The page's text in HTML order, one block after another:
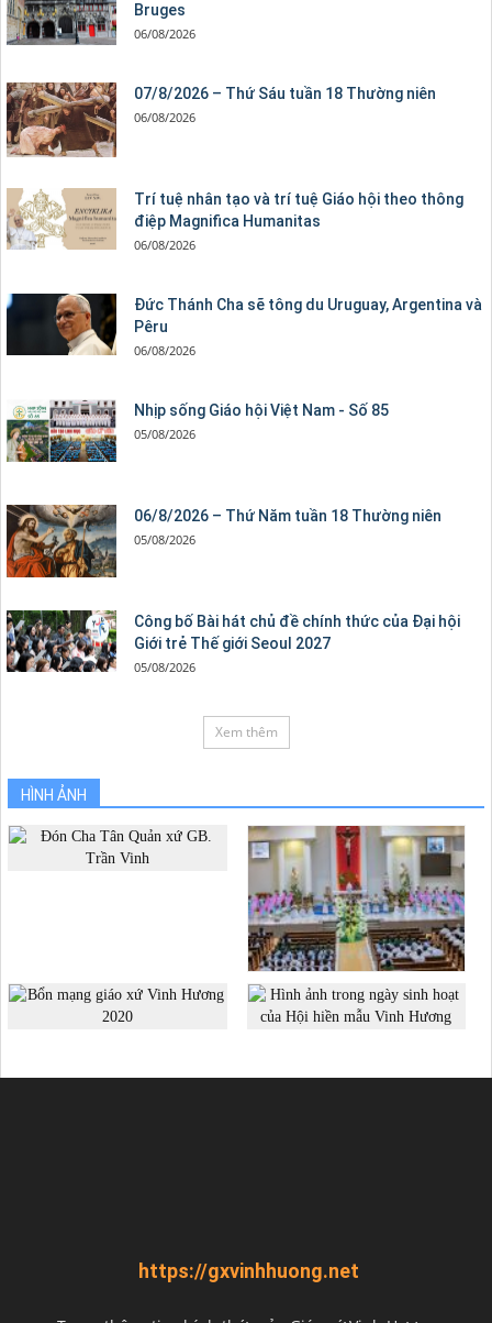
Bruges
06/08/2026
07/8/2026 – Thứ Sáu tuần 18 Thường niên
06/08/2026
Trí tuệ nhân tạo và trí tuệ Giáo hội theo thông
điệp Magnifica Humanitas
06/08/2026
Đức Thánh Cha sẽ tông du Uruguay, Argentina và
Pêru
06/08/2026
Nhịp sống Giáo hội Việt Nam - Số 85
05/08/2026
06/8/2026 – Thứ Năm tuần 18 Thường niên
05/08/2026
Công bố Bài hát chủ đề chính thức của Đại hội
Giới trẻ Thế giới Seoul 2027
05/08/2026
Xem thêm
HÌNH ẢNH
https://gxvinhhuong.net